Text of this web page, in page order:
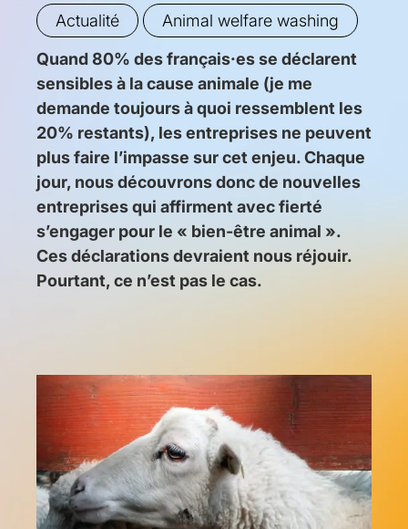
Tag:
Actualité Tag:
Animal welfare washing
Quand 80% des français·es se déclarent
sensibles à la cause animale (je me
demande toujours à quoi ressemblent les
20% restants), les entreprises ne peuvent
plus faire l’impasse sur cet enjeu. Chaque
jour, nous découvrons donc de nouvelles
entreprises qui affirment avec fierté
s’engager pour le « bien-être animal ».
Ces déclarations devraient nous réjouir.
Pourtant, ce n’est pas le cas.